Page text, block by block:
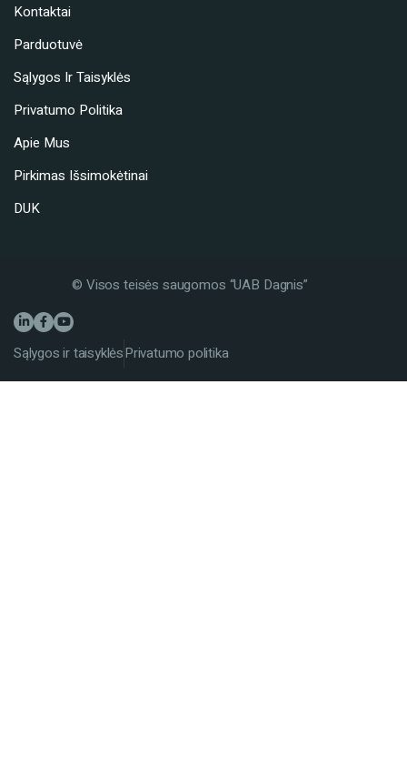
Kontaktai
Parduotuvė
Sąlygos Ir Taisyklės
Privatumo Politika
Apie Mus
Pirkimas Išsimokėtinai
DUK
© Visos teisės saugomos “UAB Dagnis”
Sąlygos ir taisyklėsPrivatumo politika